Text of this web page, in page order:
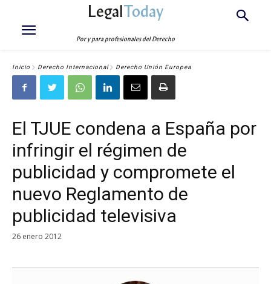
LegalToday
Por y para profesionales del Derecho
Inicio Derecho Internacional Derecho Unión Europea
El TJUE condena a España por
infringir el régimen de
publicidad y compromete el
nuevo Reglamento de
publicidad televisiva
26 enero 2012